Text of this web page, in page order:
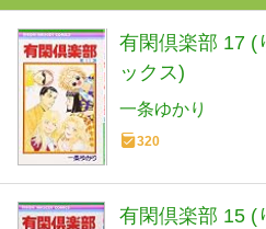
有閑倶楽部 17 (
ックス)
一条ゆかり
320
有閑倶楽部 15 (